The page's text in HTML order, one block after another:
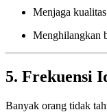
Menjaga
Menghilangkan
5. Frekuensi
Banyak orang tidak